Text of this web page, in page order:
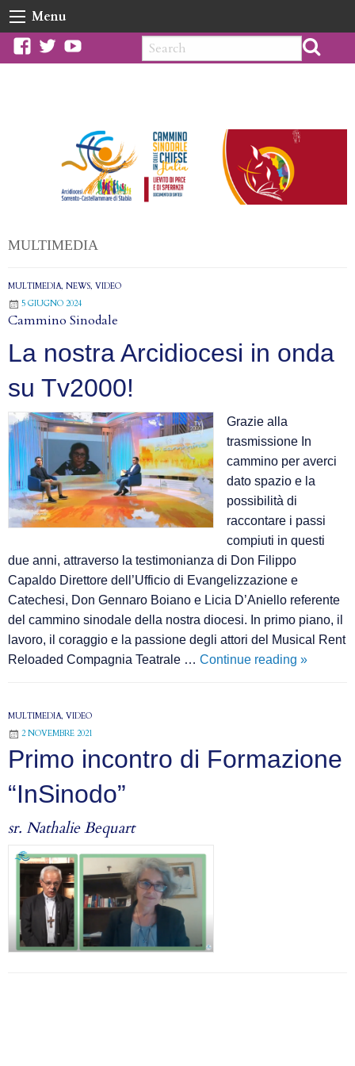
Skip
to
content
Menu
facebook
twitteryoutube
MULTIMEDIA
MULTIMEDIA, NEWS, VIDEO
5 GIUGNO 2024
Cammino Sinodale
La nostra Arcidiocesi in onda
su Tv2000!
Grazie alla
trasmissione In
cammino per averci
dato spazio e la
possibilità di
raccontare i passi
compiuti in questi
due anni, attraverso la testimonianza di Don Filippo
Capaldo Direttore dell’Ufficio di Evangelizzazione e
Catechesi, Don Gennaro Boiano e Licia D’Aniello referente
del cammino sinodale della nostra diocesi. In primo piano, il
lavoro, il coraggio e la passione degli attori del Musical Rent
Reloaded Compagnia Teatrale … Continue reading La
su
»
MULTIMEDIA, VIDEO
2 NOVEMBRE 2021
Primo incontro di Formazione
“InSinodo”
sr. Nathalie Bequart